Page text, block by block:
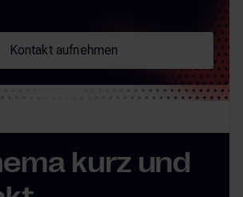
kurz und
Kontakt aufnehmen